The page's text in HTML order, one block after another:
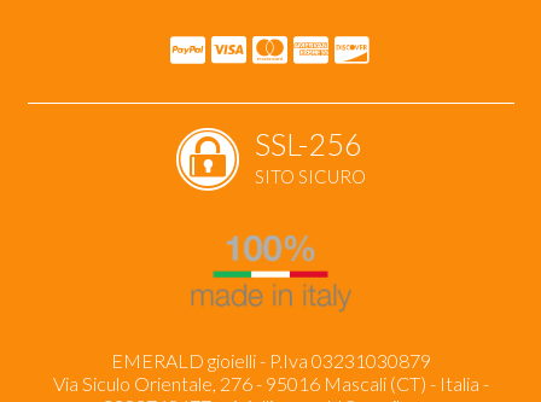
SSL-256
SITO SICURO
EMERALD gioielli - P.Iva 03231030879
Via Siculo Orientale, 276 - 95016 Mascali (CT) - Italia -